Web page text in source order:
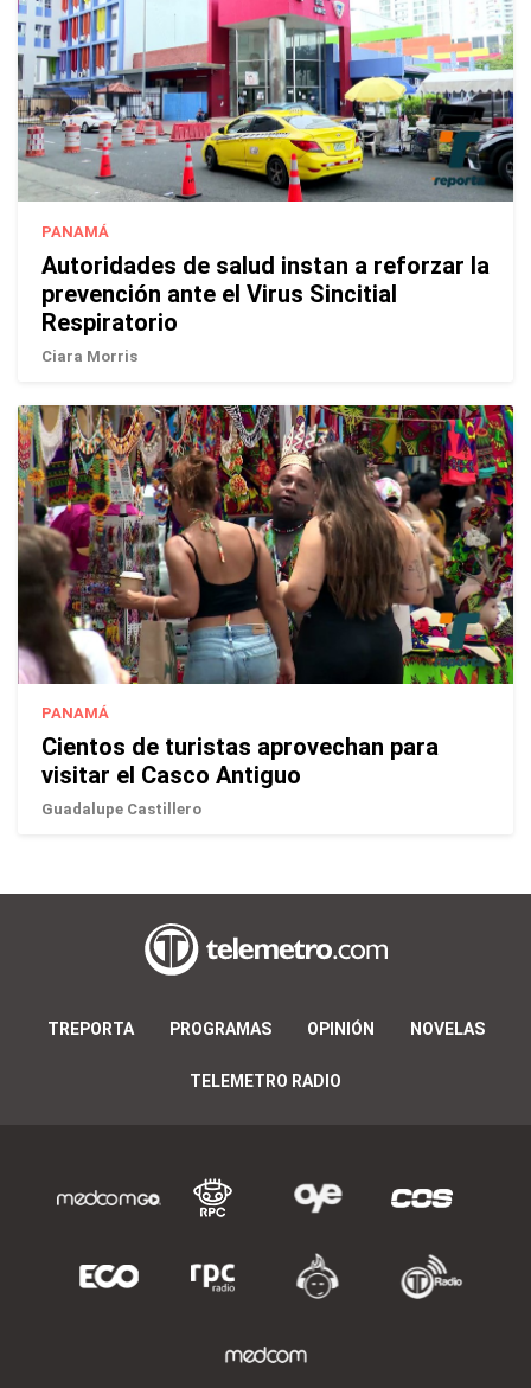
PANAMÁ
Autoridades de salud instan a reforzar la
prevención ante el Virus Sincitial
Respiratorio
Ciara Morris
PANAMÁ
Cientos de turistas aprovechan para
visitar el Casco Antiguo
Guadalupe Castillero
TREPORTA PROGRAMAS OPINIÓN NOVELAS
TELEMETRO RADIO